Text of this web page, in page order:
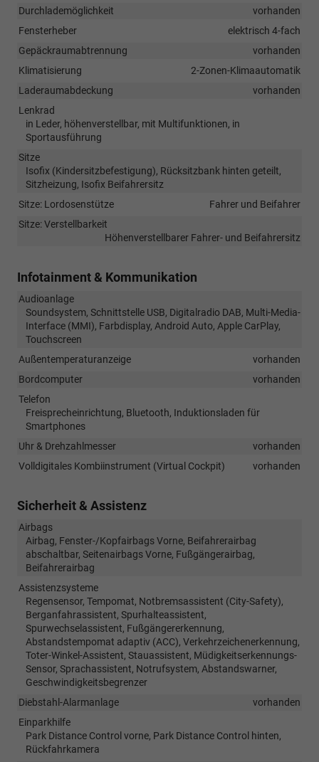
Durchlademöglichkeit
vorhanden
Fensterheber
elektrisch 4-fach
Gepäckraumabtrennung
vorhanden
Klimatisierung
2-Zonen-Klimaautomatik
Laderaumabdeckung
vorhanden
Lenkrad
in Leder, höhenverstellbar, mit Multifunktionen, in
Sportausführung
Sitze
Isofix (Kindersitzbefestigung), Rücksitzbank hinten geteilt,
Sitzheizung, Isofix Beifahrersitz
Sitze: Lordosenstütze
Fahrer und Beifahrer
Sitze: Verstellbarkeit
Höhenverstellbarer Fahrer- und Beifahrersitz
Infotainment & Kommunikation
Audioanlage
Soundsystem, Schnittstelle USB, Digitalradio DAB, Multi-Media-
Interface (MMI), Farbdisplay, Android Auto, Apple CarPlay,
Touchscreen
Außentemperaturanzeige
vorhanden
Bordcomputer
vorhanden
Telefon
Freisprecheinrichtung, Bluetooth, Induktionsladen für
Smartphones
Uhr & Drehzahlmesser
vorhanden
Volldigitales Kombiinstrument (Virtual Cockpit)
vorhanden
Sicherheit & Assistenz
Airbags
Airbag, Fenster-/Kopfairbags Vorne, Beifahrerairbag
abschaltbar, Seitenairbags Vorne, Fußgängerairbag,
Beifahrerairbag
Assistenzsysteme
Regensensor, Tempomat, Notbremsassistent (City-Safety),
Berganfahrassistent, Spurhalteassistent,
Spurwechselassistent, Fußgängererkennung,
Abstandstempomat adaptiv (ACC), Verkehrzeichenerkennung,
Toter-Winkel-Assistent, Stauassistent, Müdigkeitserkennungs-
Sensor, Sprachassistent, Notrufsystem, Abstandswarner,
Geschwindigkeitsbegrenzer
Diebstahl-Alarmanlage
vorhanden
Einparkhilfe
Park Distance Control vorne, Park Distance Control hinten,
Rückfahrkamera